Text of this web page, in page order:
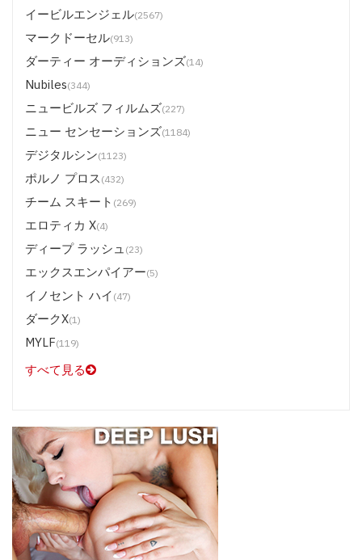
イービルエンジェル(2567)
マークドーセル(913)
ダーティー オーディションズ(14)
Nubiles(344)
ニュービルズ フィルムズ(227)
ニュー センセーションズ(1184)
デジタルシン(1123)
ポルノ プロス (432)
チーム スキート (269)
エロティカ X(4)
ディープ ラッシュ (23)
エックスエンパイアー(5)
イノセント ハイ (47)
ダークX(1)
MYLF(119)
すべて見る